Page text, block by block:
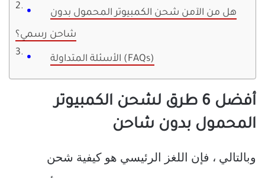
هل من الآمن شحن الكمبيوتر المحمول بدون
شاحن رسمي؟
الأسئلة المتداولة (FAQs)
أفضل 6 طرق لشحن الكمبيوتر
المحمول بدون شاحن
وبالتالي ، فإن اللغز الرئيسي هو كيفية شحن